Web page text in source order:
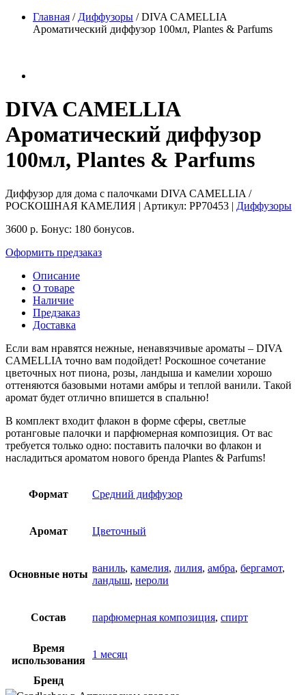
Главная / Диффузоры /DIVA CAMELLIA
Ароматический диффузор 100мл, Plantes & Parfums
DIVA CAMELLIA
Ароматический диффузор
100мл, Plantes & Parfums
Диффузор для дома с палочками DIVA CAMELLIA /
РОСКОШНАЯ КАМЕЛИЯ | Артикул: PP70453 | Диффузоры
3600 р. Бонус: 180 бонусов.
Оформить предзаказ
Описание
О товаре
Наличие
Предзаказ
Доставка
Если вам нравятся нежные, ненавязчивые ароматы – DIVA
CAMELLIA точно вам подойдет! Роскошное сочетание
цветочных нот пиона, розы, ландыша и камелии хорошо
оттеняются базовыми нотами амбры и теплой ванили. Такой
аромат будет отлично впишется в спальню!
В комплект входит флакон в форме сферы, светлые
ротанговые палочки и парфюмерная композиция. От вас
требуется только одно: поставить палочки во флакон и
насладиться ароматом нового бренда Plantes & Parfums!
Формат Средний диффузор
Аромат Цветочный
Основные ноты
ваниль, камелия, лилия, амбра, бергамот,
ландыш, нероли
Состав парфюмерная композиция, спирт
Время
использования
1 месяц
Бренд